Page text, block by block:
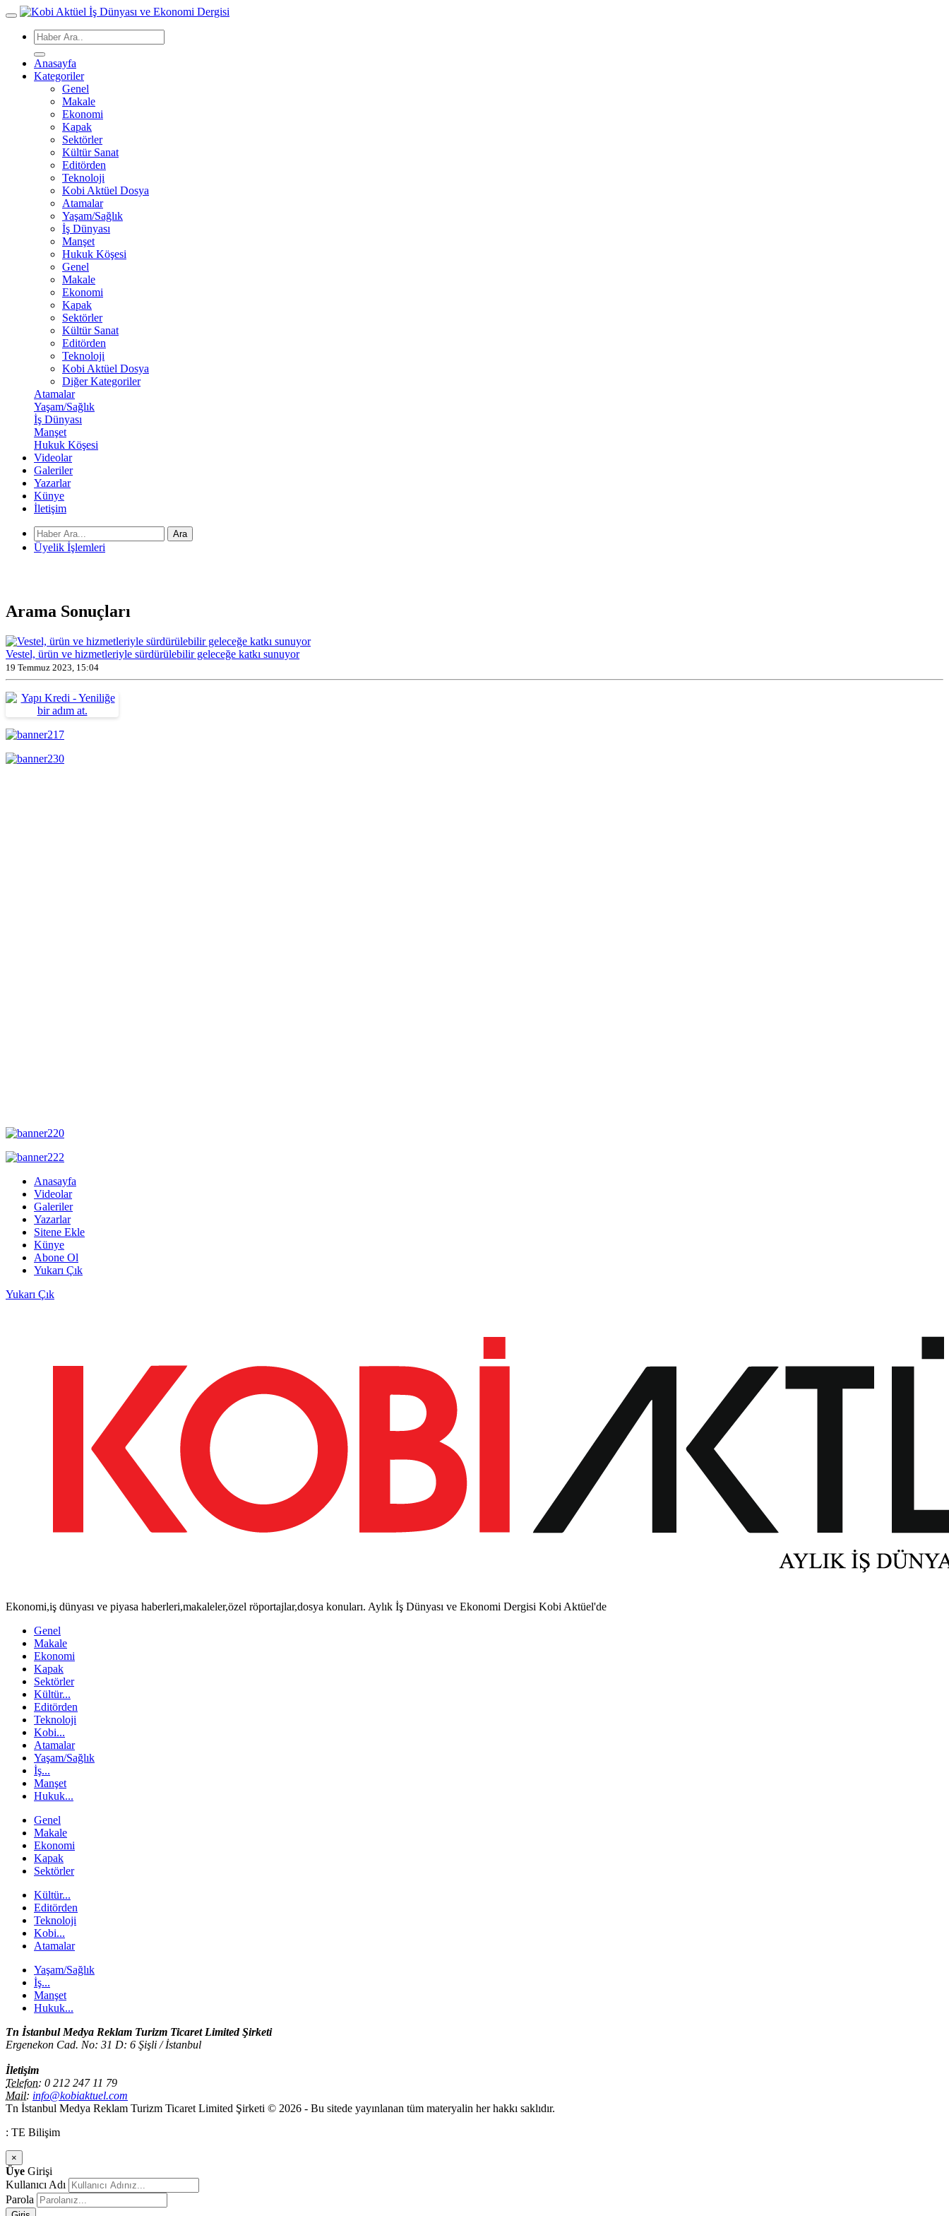
Anasayfa
Kategoriler
Genel
Makale
Ekonomi
Kapak
Sektörler
Kültür Sanat
Editörden
Teknoloji
Kobi Aktüel Dosya
Atamalar
Yaşam/Sağlık
İş Dünyası
Manşet
Hukuk Köşesi
Genel
Makale
Ekonomi
Kapak
Sektörler
Kültür Sanat
Editörden
Teknoloji
Kobi Aktüel Dosya
Diğer Kategoriler
Atamalar
Yaşam/Sağlık
İş Dünyası
Manşet
Hukuk Köşesi
Videolar
Galeriler
Yazarlar
Künye
İletişim
Ara
Üyelik İşlemleri
Arama Sonuçları
Vestel, ürün ve hizmetleriyle sürdürülebilir geleceğe katkı sunuyor
19 Temmuz 2023, 15:04
Anasayfa
Videolar
Galeriler
Yazarlar
Sitene Ekle
Künye
Abone Ol
Yukarı Çık
Yukarı Çık
Ekonomi,iş dünyası ve piyasa haberleri,makaleler,özel röportajlar,dosya konuları. Aylık İş Dünyası ve Ekonomi Dergisi Kobi Aktüel'de
Genel
Makale
Ekonomi
Kapak
Sektörler
Kültür...
Editörden
Teknoloji
Kobi...
Atamalar
Yaşam/Sağlık
İş...
Manşet
Hukuk...
Genel
Makale
Ekonomi
Kapak
Sektörler
Kültür...
Editörden
Teknoloji
Kobi...
Atamalar
Yaşam/Sağlık
İş...
Manşet
Hukuk...
Tn İstanbul Medya Reklam Turizm Ticaret Limited Şirketi
Ergenekon Cad. No: 31 D: 6 Şişli / İstanbul
İletişim
Telefon: 0 212 247 11 79
Mail: info@kobiaktuel.com
Tn İstanbul Medya Reklam Turizm Ticaret Limited Şirketi © 2026 - Bu sitede yayınlanan tüm materyalin her hakkı saklıdır.
: TE Bilişim
×
Üye Girişi
Kullanıcı Adı
Parola